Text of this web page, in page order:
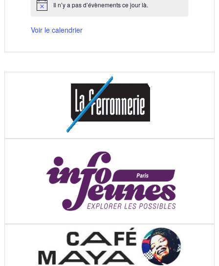
Notice Il n’y a pas d’évènements ce jour là.
Voir le calendrier